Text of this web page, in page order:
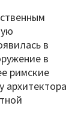
в
в
римские
архитектора